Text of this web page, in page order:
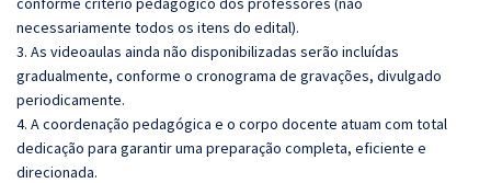
necessariamente todos os itens do edital).
3. As videoaulas ainda não disponibilizadas serão incluídas
gradualmente, conforme o cronograma de gravações, divulgado
periodicamente.
4. A coordenação pedagógica e o corpo docente atuam com total
dedicação para garantir uma preparação completa, eficiente e
direcionada.